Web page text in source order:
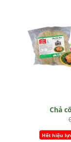
Chả
Hết hiệu